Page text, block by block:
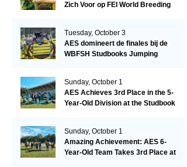
Zich Voor op FEI World Breeding
Tuesday, October 3
AES domineert de finales bij de
WBFSH Studbooks Jumping
Sunday, October 1
AES Achieves 3rd Place in the 5-
Year-Old Division at the Studbook
Sunday, October 1
Amazing Achievement: AES 6-
Year-Old Team Takes 3rd Place at